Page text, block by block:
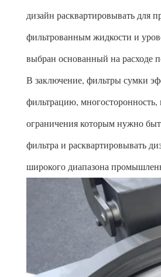
дизайн расквартировывать для
фильтрованным жидкости и
выбран основанный на расходе
В заключение, фильтры сумки
фильтрацию,
ограничения которым нужно
фильтра и расквартировывать
широкого диапазона